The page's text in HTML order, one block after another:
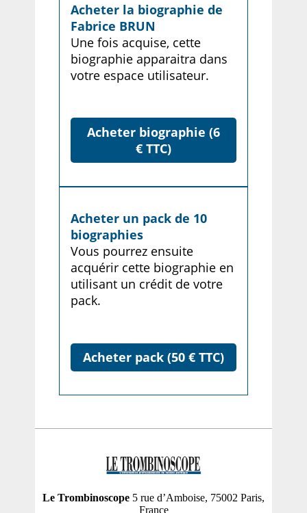
Acheter la biographie de
Fabrice BRUN
Une fois acquise, cette
biographie apparaitra dans
votre espace utilisateur.
Acheter biographie (6
€ TTC)
Acheter un pack de 10
biographies
Vous pourrez ensuite
acquérir cette biographie en
utilisant un crédit de votre
pack.
Acheter pack (50 € TTC)
Le Trombinoscope 5 rue d’Amboise, 75002 Paris,
France